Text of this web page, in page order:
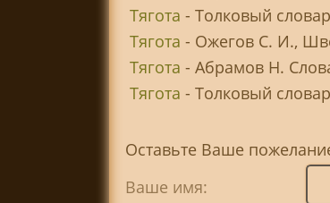
Тягота - Толковый
Тягота - Ожегов С. И.,
Тягота - Абрамов Н.
Тягота - Толковый
Оставьте Ваше
Ваше имя: